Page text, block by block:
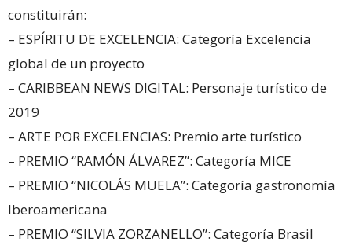
constituirán:
– ESPÍRITU DE EXCELENCIA: Categoría Excelencia
global de un proyecto
– CARIBBEAN NEWS DIGITAL: Personaje turístico de
2019
– ARTE POR EXCELENCIAS: Premio arte turístico
– PREMIO “RAMÓN ÁLVAREZ”: Categoría MICE
– PREMIO “NICOLÁS MUELA”: Categoría gastronomía
Iberoamericana
– PREMIO “SILVIA ZORZANELLO”: Categoría Brasil